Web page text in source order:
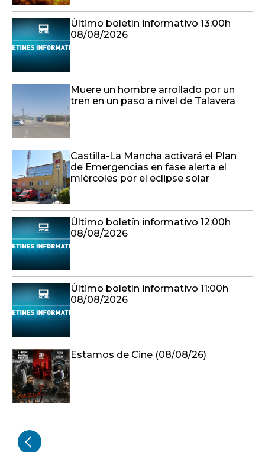
Último boletín informativo 13:00h
08/08/2026
Muere un hombre arrollado por un
tren en un paso a nivel de Talavera
Castilla-La Mancha activará el Plan
de Emergencias en fase alerta el
miércoles por el eclipse solar
Último boletín informativo 12:00h
08/08/2026
Último boletín informativo 11:00h
08/08/2026
Estamos de Cine (08/08/26)